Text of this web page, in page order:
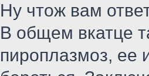
Ну чтож вам
В общем вкатце
пироплазмоз, ее